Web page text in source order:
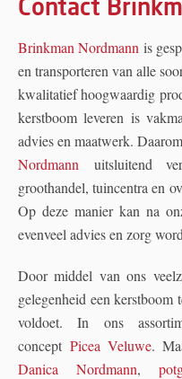
Contact
Brinkman Nordmann is
en transporteren van alle
kwalitatief hoogwaardig
kerstboom leveren is
advies en maatwerk.
Nordmann uitsluitend
groothandel, tuincentra en
Op deze manier kan na
evenveel advies en zorg
Door middel van ons
gelegenheid een kerstboom
voldoet. In ons
conceptPicea Veluwe.
Danica Nordmann,